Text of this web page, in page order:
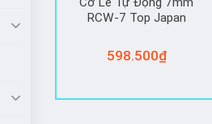
RCW-7 Top Japan
598.500₫